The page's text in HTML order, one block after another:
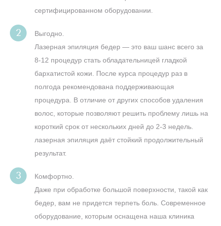
сертифицированном оборудовании.
Выгодно.
Лазерная эпиляция бедер — это ваш шанс всего за
8-12 процедур стать обладательницей гладкой
бархатистой кожи. После курса процедур раз в
полгода рекомендована поддерживающая
процедура. В отличие от других способов удаления
волос, которые позволяют решить проблему лишь на
короткий срок от нескольких дней до 2-3 недель.
лазерная эпиляция даёт стойкий продолжительный
результат.
Комфортно.
Даже при обработке большой поверхности, такой как
бедер, вам не придется терпеть боль. Современное
оборудование, которым оснащена наша клиника